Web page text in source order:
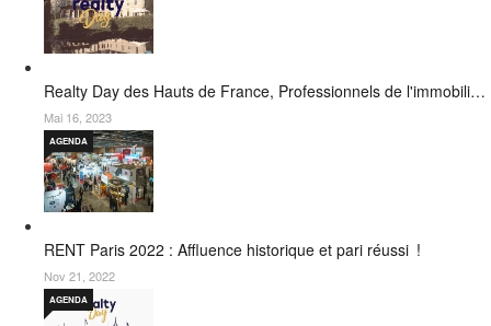
Realty Day des Hauts de France, Professionnels de l'immobili…
Mai 16, 2023
RENT Paris 2022 : Affluence historique et pari réussi !
AGENDA
Nov 21, 2022
AGENDA